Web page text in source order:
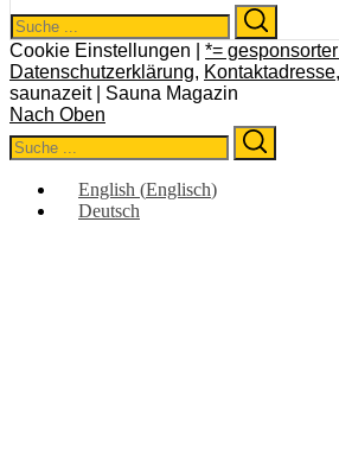
Search
for:
Cookie Einstellungen | *=
Datenschutzerklärung, Kontaktadresse,
saunazeit | Sauna Magazin
Nach Oben
Search
for:
English (Englisch)
Deutsch